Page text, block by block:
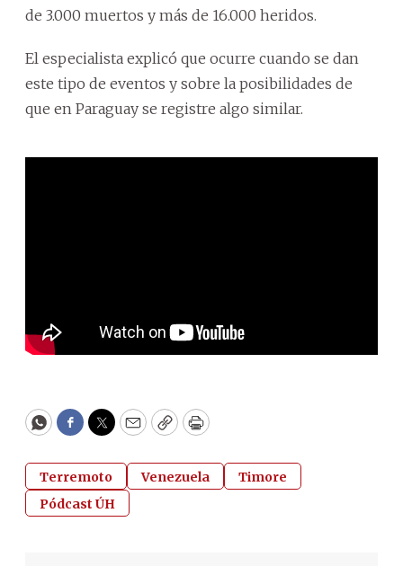
de 3.000 muertos y más de 16.000 heridos.
El especialista explicó que ocurre cuando se dan
este tipo de eventos y sobre la posibilidades de
que en Paraguay se registre algo similar.
WhatsApp
Facebook
Twitter
EmailCopyPrint
Terremoto Venezuela
Timore
Pódcast ÚH